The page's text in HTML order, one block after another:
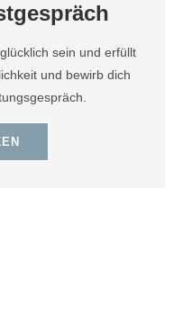
sein und erfüllt
und bewirb dich